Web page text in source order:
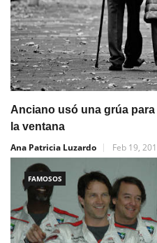
Anciano usó una grúa
la ventana
Ana Patricia Luzardo
Feb 19,
FAMOSOS